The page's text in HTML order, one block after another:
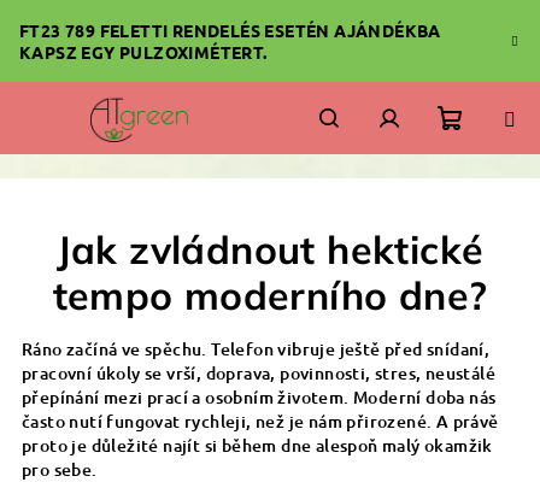
tartalomhoz
FT23 789 FELETTI RENDELÉS ESETÉN AJÁNDÉKBA
KAPSZ EGY PULZOXIMÉTERT.
KeresésBejelentkezés
Kosár
Jak zvládnout hektické
tempo moderního dne?
Ráno začíná ve spěchu. Telefon vibruje ještě před snídaní,
pracovní úkoly se vrší, doprava, povinnosti, stres, neustálé
přepínání mezi prací a osobním životem. Moderní doba nás
často nutí fungovat rychleji, než je nám přirozené. A právě
proto je důležité najít si během dne alespoň malý okamžik
pro sebe.